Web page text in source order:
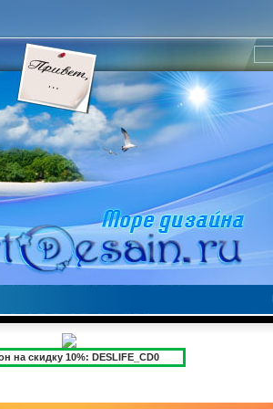
на скидку 10%: DESLIFE_CD0